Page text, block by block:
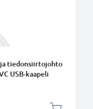
ja tiedonsiirtojohto
USB-kaapeli